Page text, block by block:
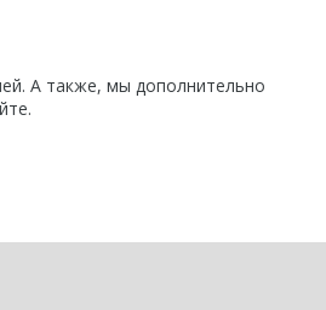
А также, мы дополнительно